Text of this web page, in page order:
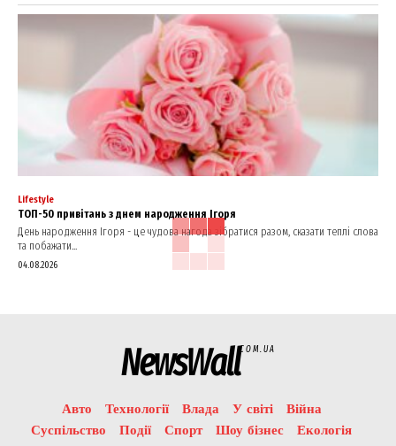
Lifestyle
ТОП-50 привітань з днем народження Ігоря
День народження Ігоря - це чудова нагода зібратися разом, сказати теплі слова
та побажати...
04.08.2026
NewsWallCOM.UA
Авто Технології Влада У світі
Війна
Суспільство
Події Спорт Шоу бізнес
Екологія